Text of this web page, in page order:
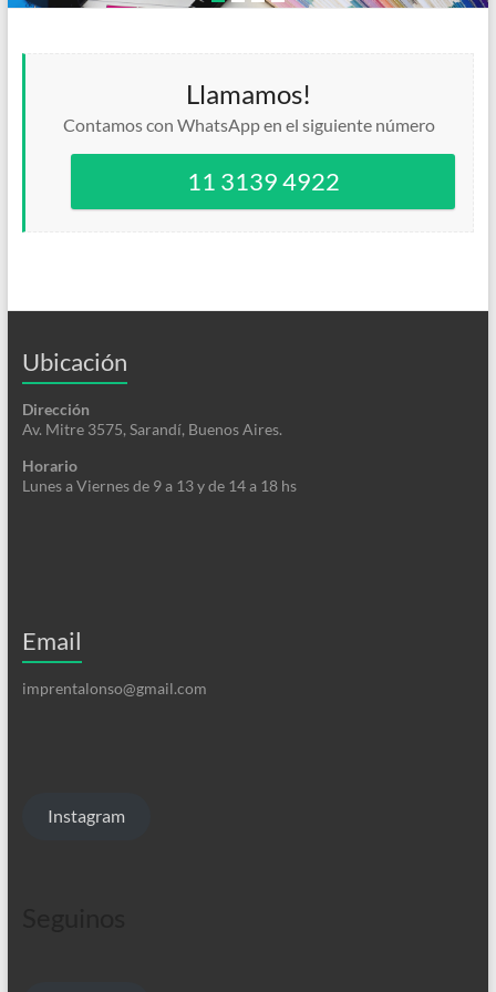
Llamamos!
Contamos con WhatsApp en el siguiente número
11 3139 4922
Ubicación
Dirección
Av. Mitre 3575, Sarandí, Buenos Aires.
Horario
Lunes a Viernes de 9 a 13 y de 14 a 18 hs
Email
imprentalonso@gmail.com
Instagram